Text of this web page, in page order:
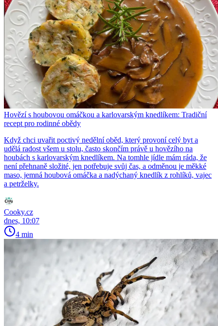
Hovězí s houbovou omáčkou a karlovarským knedlíkem: Tradiční
recept pro rodinné obědy
Když chci uvařit poctivý nedělní oběd, který provoní celý byt a
udělá radost všem u stolu, často skončím právě u hovězího na
houbách s karlovarským knedlíkem. Na tomhle jídle mám ráda, že
není přehnaně složité, jen potřebuje svůj čas, a odměnou je měkké
maso, jemná houbová omáčka a nadýchaný knedlík z rohlíků, vajec
a petrželky.
Cooky.cz
dnes, 10:07
4 min